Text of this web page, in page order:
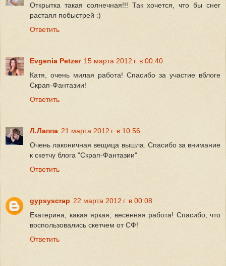
Открытка такая солнечная!!! Так хочется, что бы снег
растаял побыстрей :)
Ответить
Evgenia Petzer 15 марта 2012 г. в 00:40
Катя, очень милая работа! Спасибо за участие вблоге
Скрап-Фантазии!
Ответить
Л.Лаппа 21 марта 2012 г. в 10:56
Очень лаконичная вещица вышла. Спасибо за внимание
к скетчу блога "Скрап-Фантазии"
Ответить
gypsyscrap 22 марта 2012 г. в 00:08
Екатерина, какая яркая, весенняя работа! Спасибо, что
воспользовались скетчем от СФ!
Ответить